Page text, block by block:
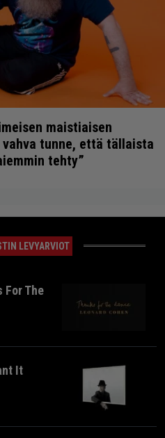
maistiaisen
tunne, että tällaista
tehty”
LEVYARVIOT
For The
It